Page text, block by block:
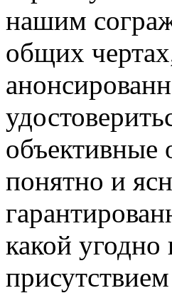
нашим
общих
объективные
понятно и
какой